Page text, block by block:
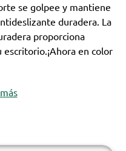
se golpee y mantiene
duradera. La
proporciona
en color